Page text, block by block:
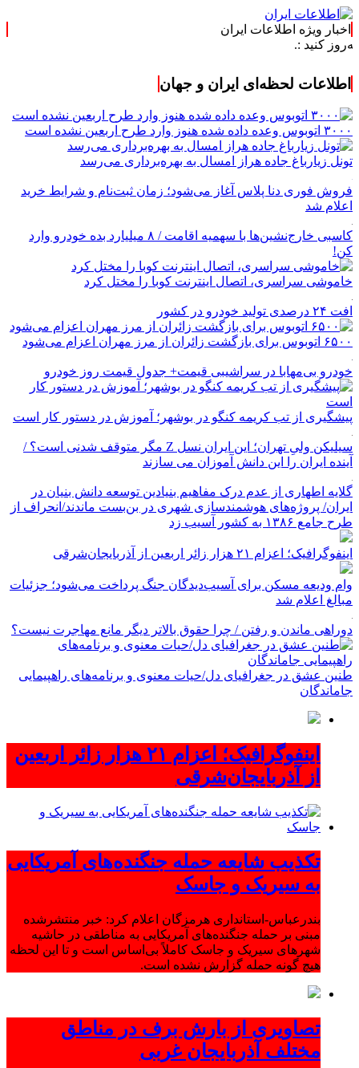
اخبار ویژه اطلاعات ایران
اطلاعات لحظه‌ای ایران و جهان
۳۰۰۰ اتوبوس وعده داده شده هنوز وارد طرح اربعین نشده است
تونل زیارباغ جاده هراز امسال به بهره‌برداری می‌رسد
فروش فوری دنا پلاس آغاز می‌شود؛ زمان ثبت‌نام و شرایط خرید
اعلام شد
کاسبی خارج‌نشین‌ها با سهمیه اقامت / ۸ میلیارد بده خودرو وارد
کن!
خاموشی سراسری، اتصال اینترنت کوبا را مختل کرد
افت ۲۴ درصدی تولید خودرو در کشور
۶۵۰۰ اتوبوس برای بازگشت زائران از مرز مهران اعزام می‌شود
خودرو بی‌مهابا در سراشیبی قیمت+ جدول قیمت روز خودرو
پیشگیری از تب کریمه کنگو در بوشهر؛ آموزش در دستور کار است
سیلیکن ولیِ تهران؛ این ایران نسل Z مگر متوقف شدنی است؟ /
آینده ایران را این دانش آموزان می سازند
گلایه اطهاری از عدم درک مفاهیم بنیادین توسعه دانش بنیان در
ایران/ پروژه‌های هوشمندسازی شهری در بن‌بست ماندند/انحراف از
طرح جامع ۱۳۸۶ به کشور آسیب زد
اینفوگرافیک؛ اعزام ۲۱ هزار زائر اربعین از آذربایجان‌شرقی
وام ودیعه مسکن برای آسیب‌دیدگان جنگ پرداخت می‌شود؛ جزئیات
مبالغ اعلام شد
دوراهی ماندن و رفتن / چرا حقوق بالاتر دیگر مانع مهاجرت نیست؟
طنین عشق در جغرافیای دل/حیات معنوی و برنامه‌های راهپیمایی
جاماندگان
اینفوگرافیک؛ اعزام ۲۱ هزار زائر اربعین
از آذربایجان‌شرقی
تکذیب شایعه حمله جنگنده‌های آمریکایی
به سیریک و جاسک
بندرعباس-استانداری هرمزگان اعلام کرد: خبر منتشرشده
مبنی بر حمله جنگنده‌های آمریکایی به مناطقی در حاشیه
شهرهای سیریک و جاسک کاملاً بی‌اساس است و تا این لحظه
هیچ گونه حمله گزارش نشده است.
تصاویری از بارش برف در مناطق
مختلف آذربایجان غربی